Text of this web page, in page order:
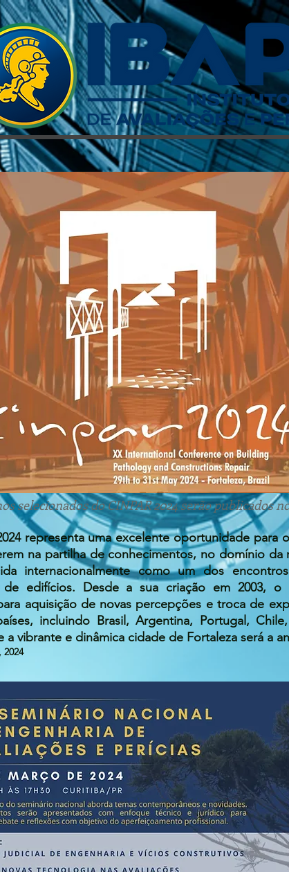
selecionados do CINPAR 2024 serão
representa uma excelente oportunidade
na partilha de conhecimentos, no domínio
internacionalmente como um dos
de edifícios. Desde a sua criação em 2003, o
aquisição de novas percepções e troca de
incluindo Brasil, Argentina, Portugal,
a vibrante e dinâmica cidade de Fortaleza será a
2024